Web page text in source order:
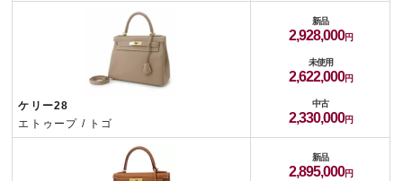
ケリー28
エトゥープ / トゴ
新品
2,928,000
未使用
2,622,000
中古
2,330,000
新品
2,895,000